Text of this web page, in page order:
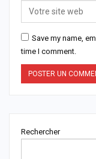
Save my name,
time I comment.
Rechercher